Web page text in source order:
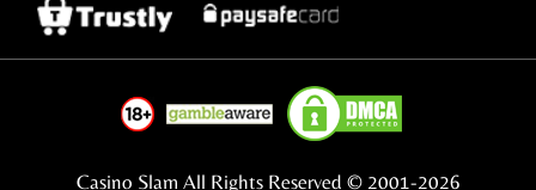
Casino Slam All Rights Reserved © 2001-2026